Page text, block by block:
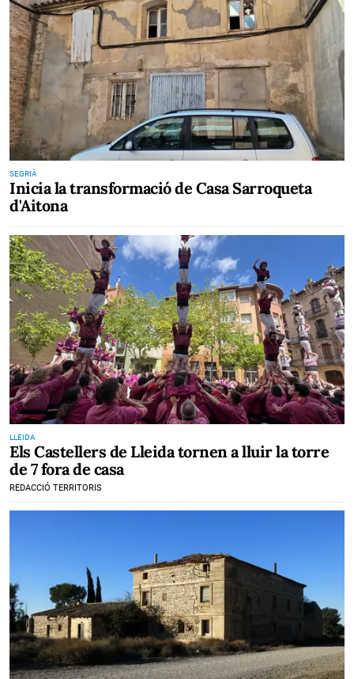
SEGRIÀ
Inicia la transformació de Casa Sarroqueta
d'Aitona
LLEIDA
Els Castellers de Lleida tornen a lluir la torre
de 7 fora de casa
REDACCIÓ TERRITORIS